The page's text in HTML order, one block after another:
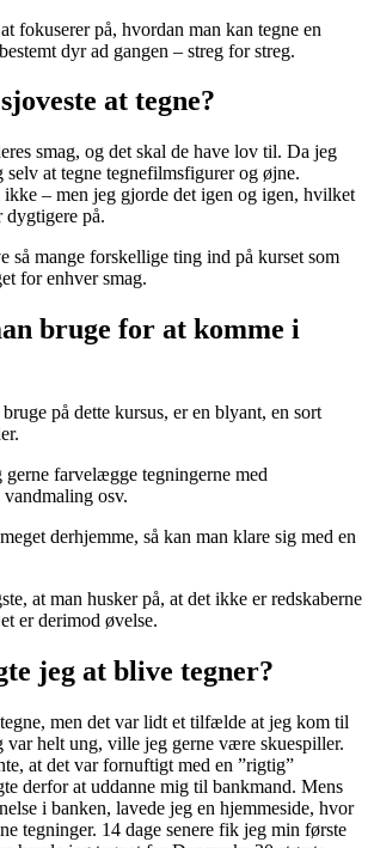
fokuserer på, hvordan man kan tegne en
dyr ad gangen – streg for streg.
at tegne?
smag, og det skal de have lov til. Da jeg
selv at tegne tegnefilmsfigurer og øjne.
– men jeg gjorde det igen og igen, hvilket
dygtigere på.
så mange forskellige ting ind på kurset som
for enhver smag.
bruge for at komme i
på dette kursus, er en blyant, en sort
farvelægge tegningerne med
osv.
derhjemme, så kan man klare sig med en
at man husker på, at det ikke er redskaberne
er derimod øvelse.
jeg at blive tegner?
men det var lidt et tilfælde at jeg kom til
var helt ung, ville jeg gerne være skuespiller.
at det var fornuftigt med en ”rigtig”
derfor at uddanne mig til bankmand. Mens
i banken, lavede jeg en hjemmeside, hvor
tegninger. 14 dage senere fik jeg min første